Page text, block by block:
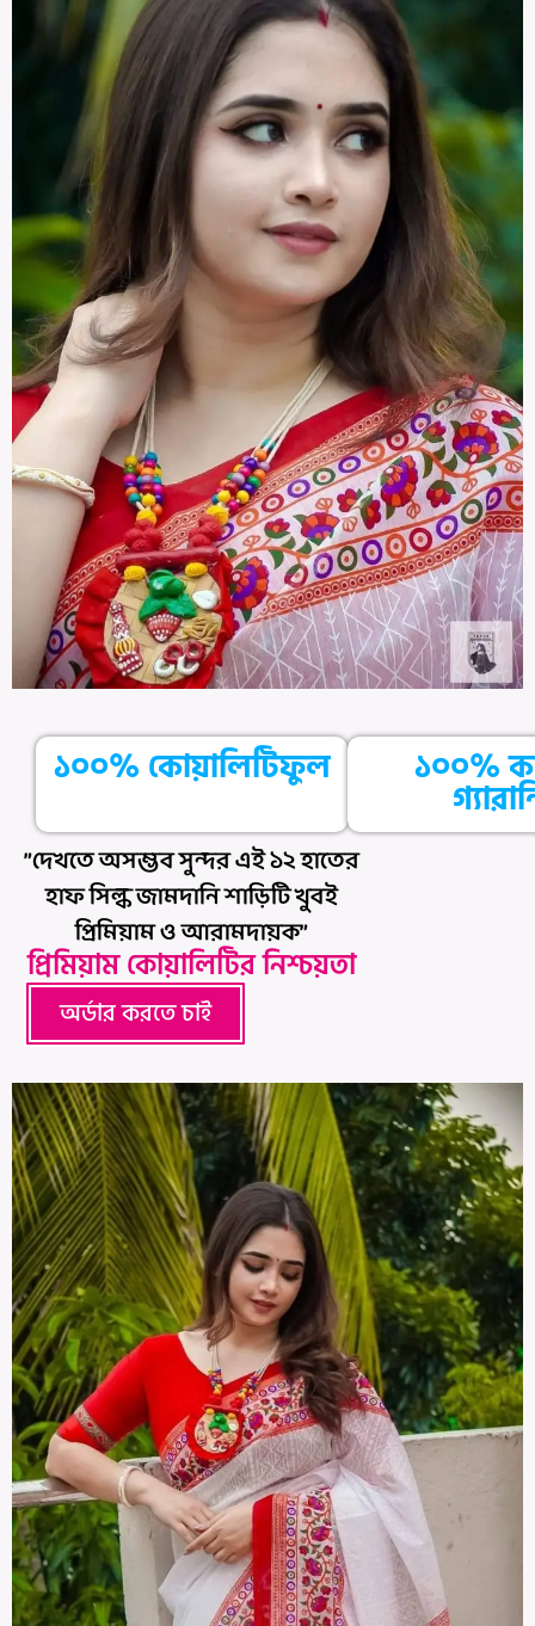
১০০% কোয়ালিটিফুল ১০০%
”দেখতে অসম্ভব সুন্দর এই ১২ হাতের
হাফ সিল্ক জামদানি শাড়িটি খুবই
প্রিমিয়াম ও আরামদায়ক”
প্রিমিয়াম কোয়ালিটির নিশ্চয়তা
অর্ডার করতে চাই